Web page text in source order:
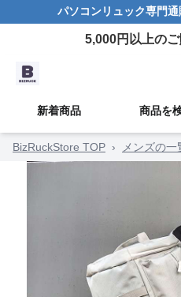
パソコンリュック専門通
5,000円以上の
新着商品 商品を
BizRuckStore TOP › メンズの一